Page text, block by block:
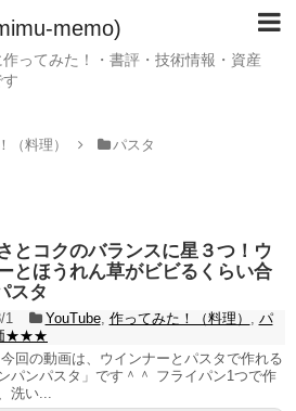
memo)
ってみた！・書評・技術情報・資産
（料理） パスタ
とコクのバランスに星３つ！ウ
とほうれん草がビビるくらい合
スタ
1 YouTube, 作ってみた！（料理） , パ
★★★
回の動画は、ウインナーとパスタで作れる
パンパスタ」です＾＾ フライパン1つで作
洗い...